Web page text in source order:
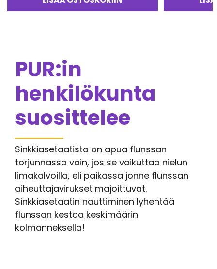
PUR:in
henkilökunta
suosittelee
Sinkkiasetaatista on apua flunssan
torjunnassa vain, jos se vaikuttaa nielun
limakalvoilla, eli paikassa jonne flunssan
aiheuttajavirukset majoittuvat.
Sinkkiasetaatin nauttiminen lyhentää
flunssan kestoa keskimäärin
kolmanneksella!